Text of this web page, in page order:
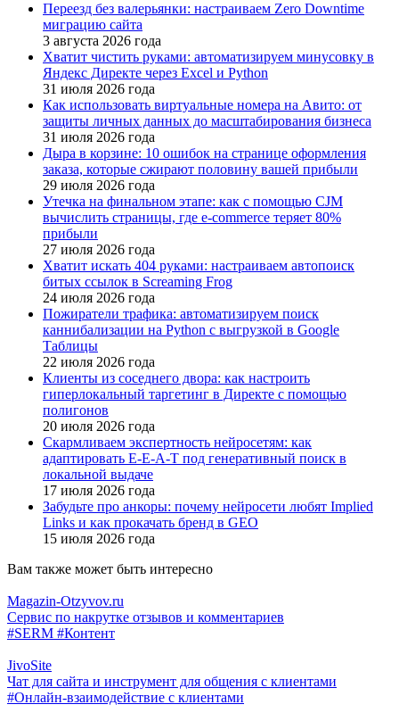
Переезд без валерьянки: настраиваем Zero Downtime
миграцию сайта
3 августа 2026 года
Хватит чистить руками: автоматизируем минусовку в
Яндекс Директе через Excel и Python
31 июля 2026 года
Как использовать виртуальные номера на Авито: от
защиты личных данных до масштабирования бизнеса
31 июля 2026 года
Дыра в корзине: 10 ошибок на странице оформления
заказа, которые сжирают половину вашей прибыли
29 июля 2026 года
Утечка на финальном этапе: как с помощью CJM
вычислить страницы, где e-commerce теряет 80%
прибыли
27 июля 2026 года
Хватит искать 404 руками: настраиваем автопоиск
битых ссылок в Screaming Frog
24 июля 2026 года
Пожиратели трафика: автоматизируем поиск
каннибализации на Python с выгрузкой в Google
Таблицы
22 июля 2026 года
Клиенты из соседнего двора: как настроить
гиперлокальный таргетинг в Директе с помощью
полигонов
20 июля 2026 года
Скармливаем экспертность нейросетям: как
адаптировать E-E-A-T под генеративный поиск в
локальной выдаче
17 июля 2026 года
Забудьте про анкоры: почему нейросети любят Implied
Links и как прокачать бренд в GEO
15 июля 2026 года
Вам также может быть интересно
Magazin-Otzyvov.ru
Сервис по накрутке отзывов и комментариев
#SERM #Контент
JivoSite
Чат для сайта и инструмент для общения с клиентами
#Онлайн-взаимодействие с клиентами